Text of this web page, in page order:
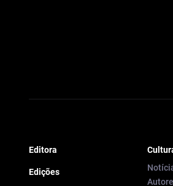
Editora
Edições